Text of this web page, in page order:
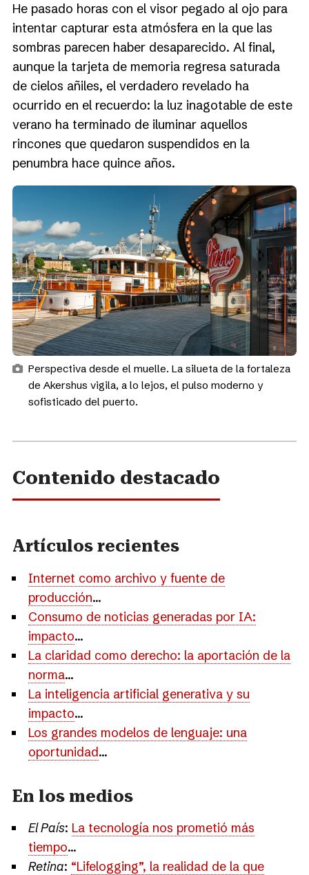
He pasado horas con el visor pegado al ojo para
intentar capturar esta atmósfera en la que las
sombras parecen haber desaparecido. Al final,
aunque la tarjeta de memoria regresa saturada
de cielos añiles, el verdadero revelado ha
ocurrido en el recuerdo: la luz inagotable de este
verano ha terminado de iluminar aquellos
rincones que quedaron suspendidos en la
penumbra hace quince años.
Perspectiva desde el muelle. La silueta de la fortaleza
de Akershus vigila, a lo lejos, el pulso moderno y
sofisticado del puerto.
Contenido destacado
Artículos recientes
Internet como archivo y fuente de
producción...
Consumo de noticias generadas por IA:
impacto...
La claridad como derecho: la aportación de la
norma...
La inteligencia artificial generativa y su
impacto...
Los grandes modelos de lenguaje: una
oportunidad...
En los medios
El País: La tecnología nos prometió más
tiempo...
Retina: “Lifelogging”, la realidad de la que